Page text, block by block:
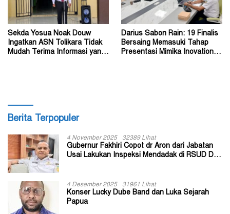
Sekda Yosua Noak Douw
Ingatkan ASN Tolikara Tidak
Mudah Terima Informasi yang
Darius Sabon Rain: 19 Finalis
Bersaing Memasuki Tahap
Presentasi Mimika Inovation
Berita Terpopuler
4 November 2025 32389 Lihat
Gubernur Fakhiri Copot dr Aron dari Jabatan
Usai Lakukan Inspeksi Mendadak di RSUD Dok
4 Desember 2025 31961 Lihat
Konser Lucky Dube Band dan Luka Sejarah
Papua